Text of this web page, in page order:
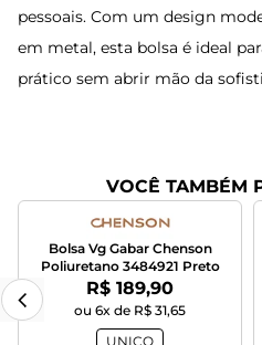
pessoais. Com um design
em metal, esta bolsa é ideal
prático sem abrir mão da
VOCÊ TAMBÉM
Bolsa Vg Gabar Chenson
Poliuretano 3484921 Preto
Por:
R$ 189,90
ou 6x de R$ 31,65
UNICO